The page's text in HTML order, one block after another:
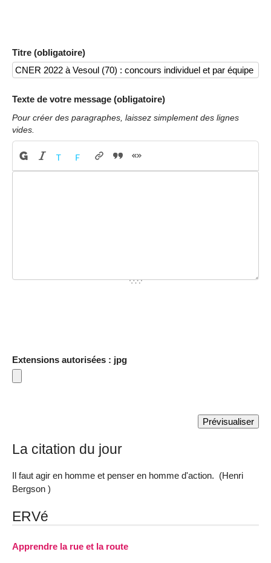
Titre (obligatoire)
Texte de votre message (obligatoire)
Pour créer des paragraphes, laissez simplement des lignes
vides.
Extensions autorisées : jpg
La citation du jour
Il faut agir en homme et penser en homme d'action. (Henri
Bergson )
ERVé
Apprendre la rue et la route